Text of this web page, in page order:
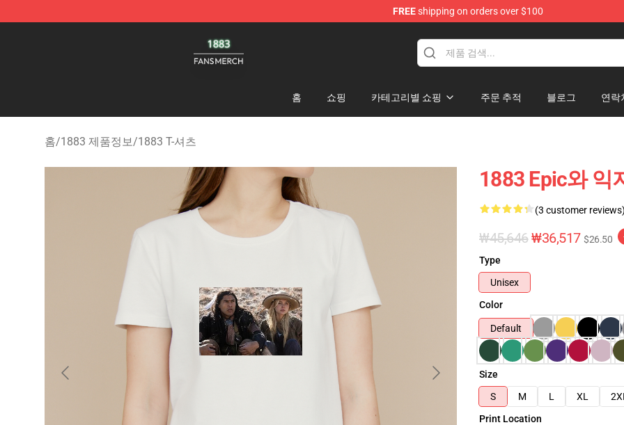
FREEshipping on orders over $100
홈 쇼핑 카테고리별 쇼핑 주문 추적 블로그 연락
홈/1883 제품정보/1883 T-셔츠
1883 Epic와 익
(3 customer
₩45,646₩36,517 $26.50
Type
Unisex
Color
Default
Size
S
M L XL
Print Location